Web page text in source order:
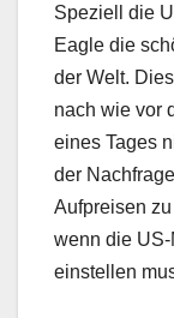
Speziell die
Eagle die
der Welt.
nach wie vor
eines Tages
der
Aufpreisen
wenn die
einstellen